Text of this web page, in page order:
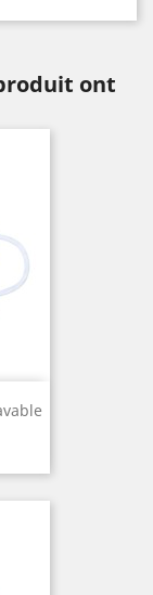
ont